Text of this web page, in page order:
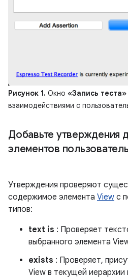
Рисунок 1. Окно «Запись теста»
взаимодействиями с
Добавьте утверждения
элементов
Утверждения проверяют
содержимое элемента View с
типов:
text is : Проверяет
выбранного элемента
exists : Проверяет,
View в текущей иерархии